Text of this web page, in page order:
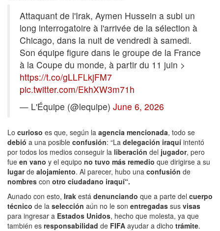
Attaquant de l'Irak, Aymen Hussein a subi un
long interrogatoire à l'arrivée de la sélection à
Chicago, dans la nuit de vendredi à samedi.
Son équipe figure dans le groupe de la France
à la Coupe du monde, à partir du 11 juin >
https://t.co/gLLFLkjFM7
pic.twitter.com/EkhXW3m71h
— L'Équipe (@lequipe) June 6, 2026
Lo curioso es que, según la agencia mencionada, todo se
debió a una posible confusión: “La delegación iraquí intentó
por todos los medios conseguir la liberación del jugador, pero
fue en vano y el equipo no tuvo más remedio que dirigirse a su
lugarde alojamiento. Al parecer, hubo una confusión de
nombres con otro ciudadano iraquí“.
Aunado con esto, Irak está denunciando que a parte del cuerpo
técnico de la selección aún no le son entregadas sus visas
para ingresar a Estados Unidos, hecho que molesta, ya que
también es responsabilidad de FIFA ayudar a dicho trámite.